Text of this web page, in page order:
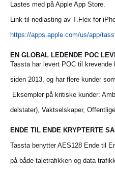
Lastes med på Apple App Store.
Link til nedlasting av T.Flex for
https://apps.apple.com/us/app/
EN GLOBAL LEDENDE POC
Tassta har levert POC til
siden 2013, og har flere kunder
Eksempler på kritiske kunder:
delstater), Vaktselskaper,
ENDE TIL ENDE KRYPTERTE
Tassta benytter AES128 Ende til
på både taletrafikken og data